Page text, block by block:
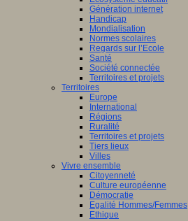
Génération internet
Handicap
Mondialisation
Normes scolaires
Regards sur l’Ecole
Santé
Société connectée
Territoires et projets
Territoires
Europe
International
Régions
Ruralité
Territoires et projets
Tiers lieux
Villes
Vivre ensemble
Citoyenneté
Culture européenne
Démocratie
Egalité Hommes/Femmes
Ethique